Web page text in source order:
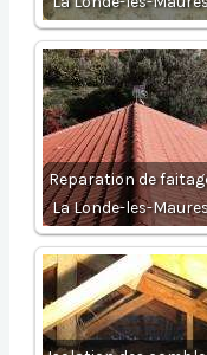
Reparation de
La Londe-les-